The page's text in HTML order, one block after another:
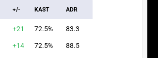
+/- KAST ADR
+21 72.5% 83.3
+14 72.5% 88.5